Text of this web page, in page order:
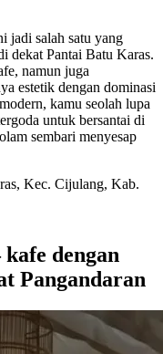
jadi salah satu yang
dekat Pantai Batu Karas.
namun juga
estetik dengan dominasi
kamu seolah lupa
untuk bersantai di
sembari menyesap
Kec. Cijulang, Kab.
dengan
Pangandaran